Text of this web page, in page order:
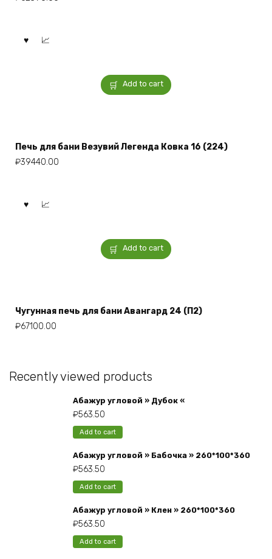
Add to cart
Печь для бани Везувий Легенда Ковка 16 (224)
₽39440.00
Add to cart
Чугунная печь для бани Авангард 24 (П2)
₽67100.00
Recently viewed products
Абажур угловой » Дубок «
₽563.50
Add to cart
Абажур угловой » Бабочка » 260*100*360
₽563.50
Add to cart
Абажур угловой » Клен » 260*100*360
₽563.50
Add to cart